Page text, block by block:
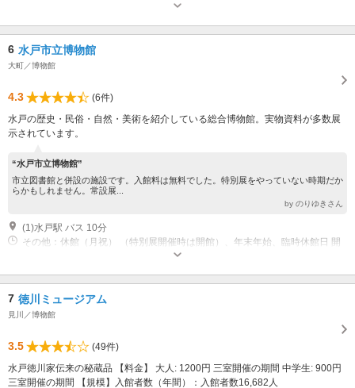
（木） （梅まつり期間、GW、8/13?16、9/1?20は、木曜日も開館）
6 水戸市立博物館
大町／博物館
4.3
(6件)
水戸の歴史・民俗・自然・美術を紹介している総合博物館。実物資料が多数展
示されています。
“水戸市立博物館”
市立図書館と併設の施設です。入館料は無料でした。特別展をやっていない時期だか
らかもしれません。常設展...
by のりゆきさん
(1)水戸駅 バス 10分
その他：休館（月祝） （特別展開催時は開館）、年末年始、臨時休館日 開
館時間 9:30?16:45 （入館は16:15まで）
7 徳川ミュージアム
見川／博物館
3.5
(49件)
水戸徳川家伝来の秘蔵品 【料金】 大人: 1200円 三室開催の期間 中学生: 900円
三室開催の期間 【規模】入館者数（年間）：入館者数16,682人